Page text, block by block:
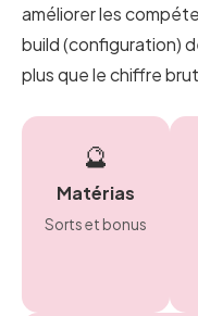
améliorer les
build (configuration)
plus que le chiffre
🔮
Matérias
Sorts et bonus